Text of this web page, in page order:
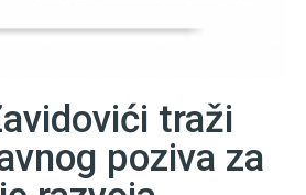
traži
poziva za